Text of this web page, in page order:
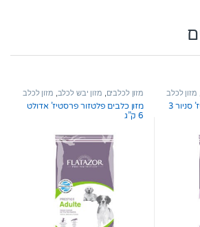
מזון לכלב
מזון כלבים פלטזור פרסטיז’ סניור 3
מזון לכלבים, מזון יבש לכלב, מזון לכלב
מזון כלבים פלטזור פרסטיז’ אדולט
6 ק”ג